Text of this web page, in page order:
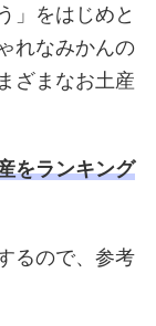
」をはじめと
れなみかんの
ざまなお土産
をランキング
るので、参考